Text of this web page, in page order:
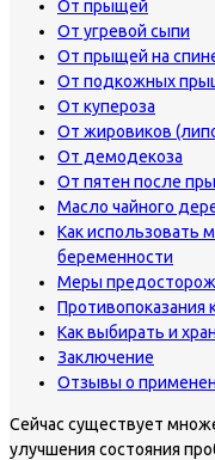
От прыщей
От угревой сыпи
От прыщей на
От подкожных
От купероза
От жировиков
От демодекоза
От пятен после
Масло чайного
Как использовать
беременности
Меры
Противопоказания
Как выбирать и
Заключение
Отзывы о
Сейчас существует
улучшения состояния